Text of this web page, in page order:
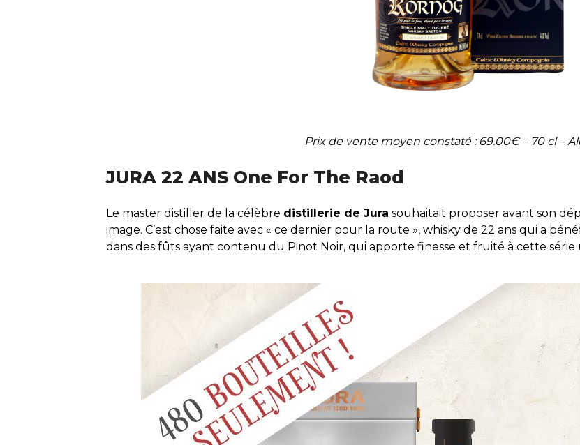
Prix de vente moyen constaté : 69.00€ – 70 cl –
JURA 22 ANS One For The Raod
Le master distiller de la célèbre distillerie de Jura souhaitait proposer avant son
image. C’est chose faite avec « ce dernier pour la route », whisky de 22 ans qui a
dans des fûts ayant contenu du Pinot Noir, qui apporte finesse et fruité à cette série